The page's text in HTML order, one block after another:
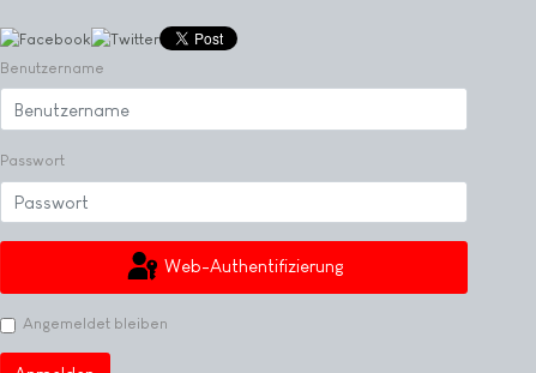
Benutzername
Passwort
Web-Authentifizierung
Angemeldet bleiben